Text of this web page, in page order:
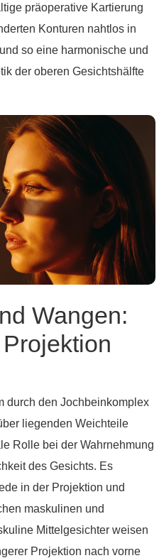
präoperative Kartierung
Konturen nahtlos in
so eine harmonische und
der oberen Gesichtshälfte
Wangen:
durch den Jochbeinkomplex
liegenden Weichteile
Rolle bei der Wahrnehmung
des Gesichts. Es
in der Projektion und
maskulinen und
Mittelgesichter weisen
Projektion nach vorne